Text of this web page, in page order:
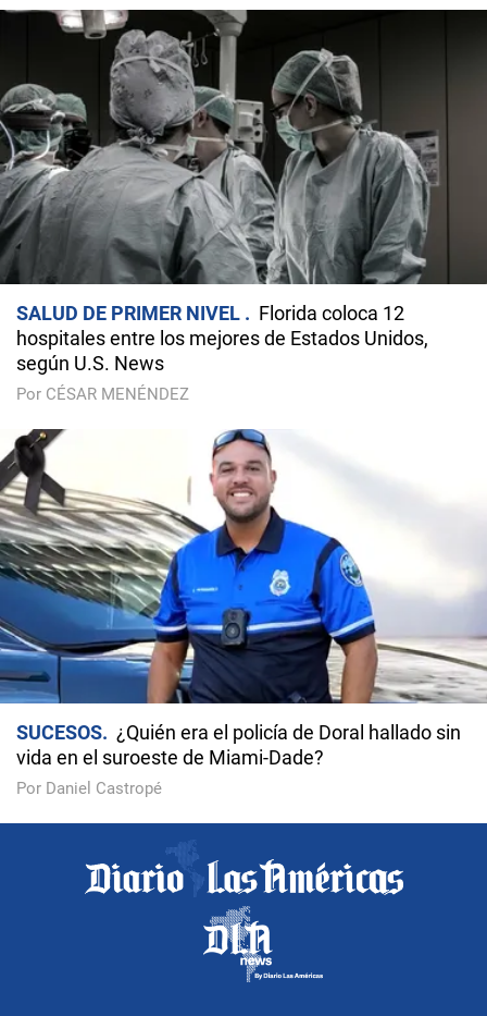
SALUD DE PRIMER NIVEL
Florida coloca 12
hospitales entre los mejores de Estados Unidos,
según U.S. News
Por CÉSAR MENÉNDEZ
SUCESOS
¿Quién era el policía de Doral hallado sin
vida en el suroeste de Miami-Dade?
Por Daniel Castropé